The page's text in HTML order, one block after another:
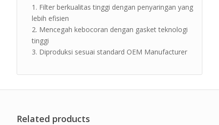
Filter berkualitas tinggi dengan penyaringan yang
lebih efisien
Mencegah kebocoran dengan gasket teknologi
tinggi
Diproduksi sesuai standard OEM Manufacturer
Related products